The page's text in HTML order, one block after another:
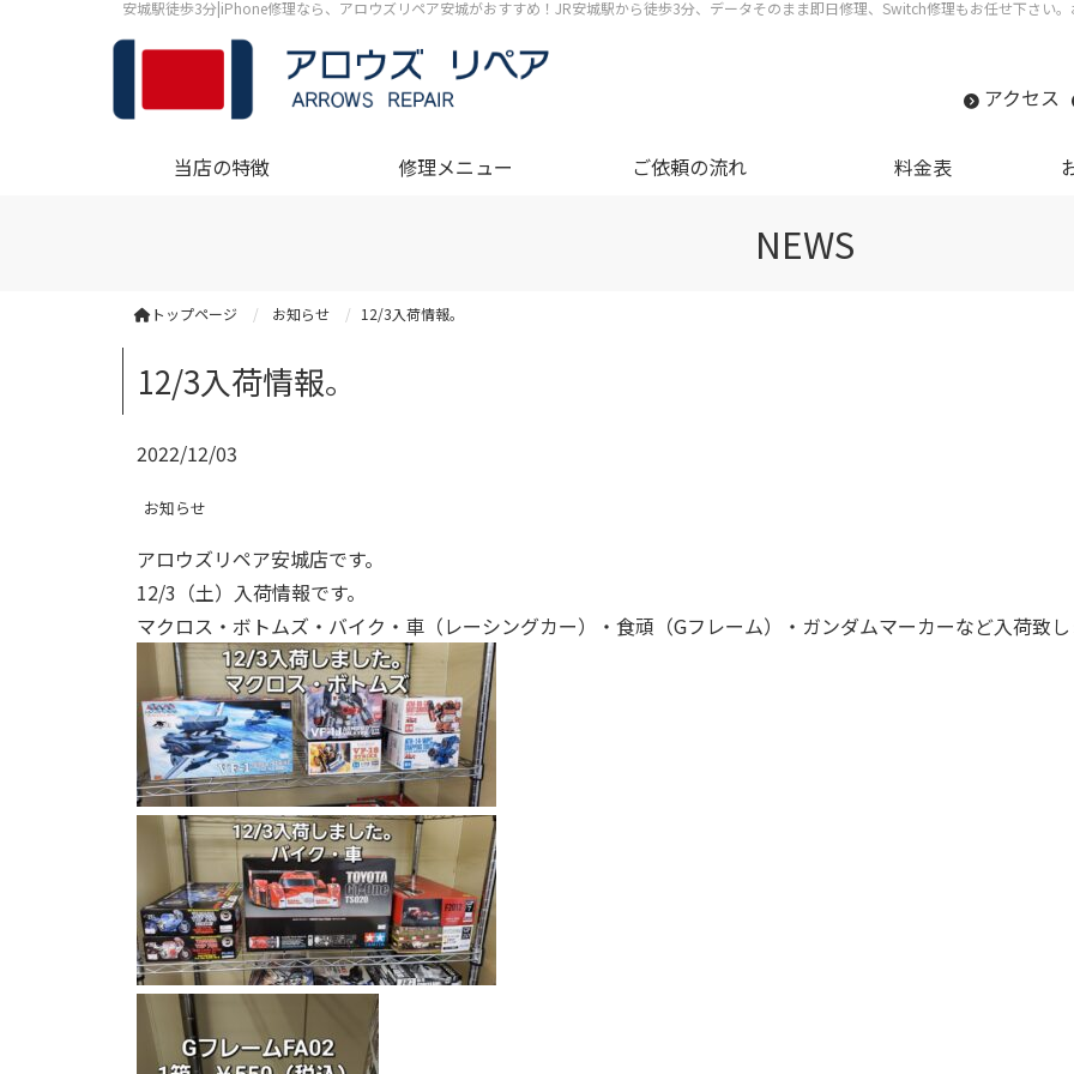
安城駅徒歩3分|iPhone修理なら、アロウズリペア安城がおすすめ！JR安城駅から徒歩3分、データそのまま即日修理、Switch修理もお任せ下さい
アクセス
当店の特徴 修理メニュー ご依頼の流れ 料金表
NEWS
トップページ お知らせ 12/3入荷情報。
12/3入荷情報。
2022/12/03
お知らせ
アロウズリペア安城店です。
12/3（土）入荷情報です。
マクロス・ボトムズ・バイク・車（レーシングカー）・食頑（Gフレーム）・ガンダムマーカーなど入荷致